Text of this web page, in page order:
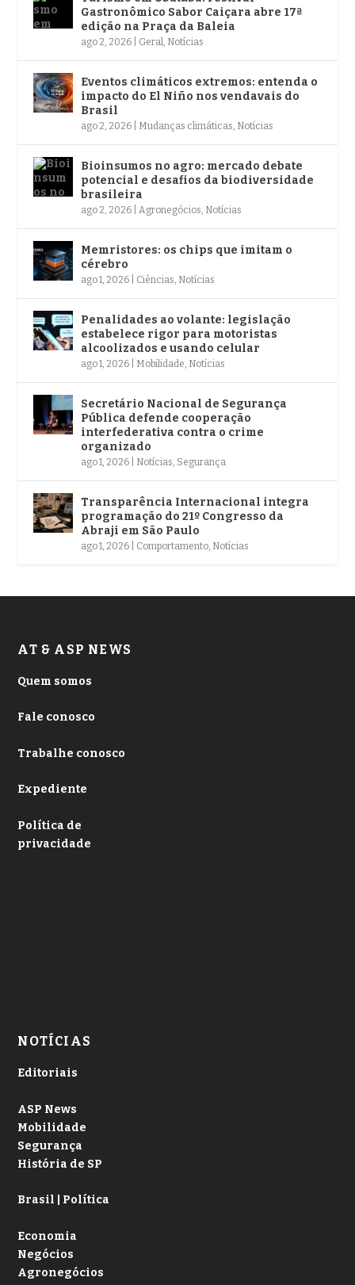
Gastronômico Sabor Caiçara abre 17ª
edição na Praça da Baleia
ago 2, 2026 Geral, Notícias
Eventos climáticos extremos: entenda o
impacto do El Niño nos vendavais do
Brasil
ago 2, 2026 Mudanças climáticas, Notícias
Bioinsumos no agro: mercado debate
potencial e desafios da biodiversidade
brasileira
ago 2, 2026 |Agronegócios, Notícias
Memristores: os chips que imitam o
cérebro
ago 1, 2026 Ciências, Notícias
Penalidades ao volante: legislação
estabelece rigor para motoristas
alcoolizados e usando celular
ago 1, 2026 Mobilidade, Notícias
Secretário Nacional de Segurança
Pública defende cooperação
interfederativa contra o crime
organizado
ago 1, 2026 Notícias, Segurança
Transparência Internacional integra
programação do 21º Congresso da
Abraji em São Paulo
ago 1, 2026 Comportamento, Notícias
AT & ASP NEWS
Quem somos
Fale conosco
Trabalhe conosco
Expediente
Política de
privacidade
NOTÍCIAS
Editoriais
ASP News
Mobilidade
Segurança
História de SP
Brasil | Política
Economia
Negócios
Agronegócios